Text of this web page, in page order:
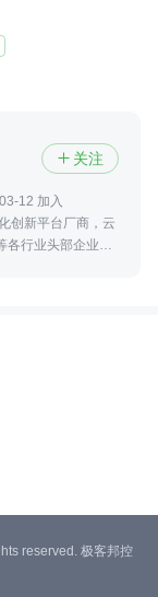
 关注
12 加入
创新平台厂商，云
行业头部企业信
reserved. 极客邦控